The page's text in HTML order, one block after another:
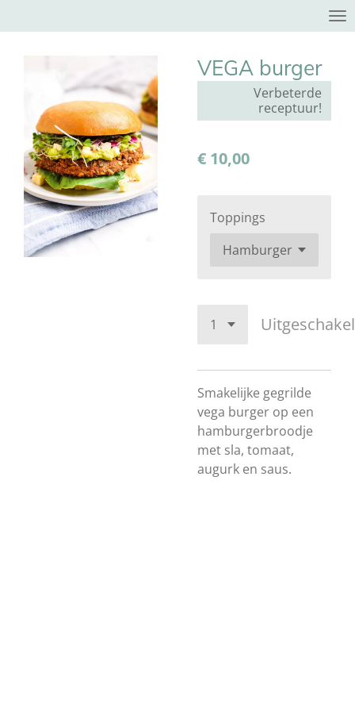
direct
hoofdinhoud
VEGA burger
Verbeterde
receptuur!
€ 10,00
Toppings
Smakelijke gegrilde
vega burger op een
hamburgerbroodje
met sla, tomaat,
augurk en saus.